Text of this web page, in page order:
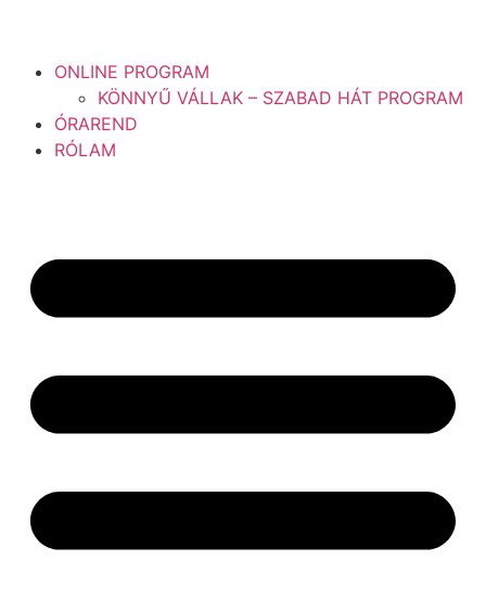
ONLINE PROGRAM
KÖNNYŰ VÁLLAK – SZABAD HÁT PROGRAM
ÓRAREND
RÓLAM